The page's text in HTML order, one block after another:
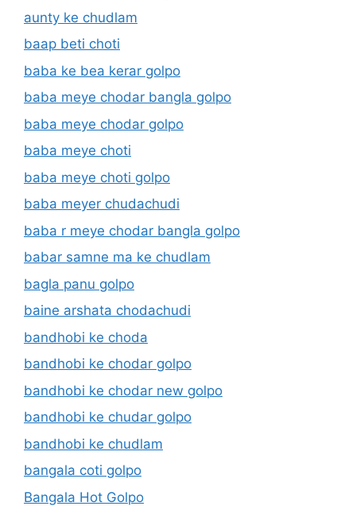
aunty ke chudlam
baap beti choti
baba ke bea kerar golpo
baba meye chodar bangla golpo
baba meye chodar golpo
baba meye choti
baba meye choti golpo
baba meyer chudachudi
baba r meye chodar bangla golpo
babar samne ma ke chudlam
bagla panu golpo
baine arshata chodachudi
bandhobi ke choda
bandhobi ke chodar golpo
bandhobi ke chodar new golpo
bandhobi ke chudar golpo
bandhobi ke chudlam
bangala coti golpo
Bangala Hot Golpo